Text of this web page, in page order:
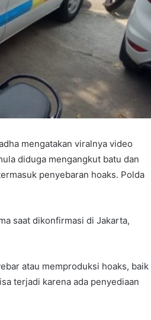
mengatakan viralnya video
diduga mengangkut batu dan
penyebaran hoaks. Polda
saat dikonfirmasi di Jakarta,
atau memproduksi hoaks, baik
terjadi karena ada penyediaan